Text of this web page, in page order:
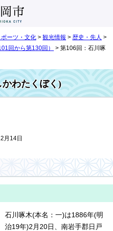
ーツ・文化 > 観光情報 > 歴史・先人 >
回から第130回）
> 第106回：石川啄
わたくぼく)
月14日
石川啄木(本名：一)は1886年(明
治19年)2月20日、南岩手郡日戸